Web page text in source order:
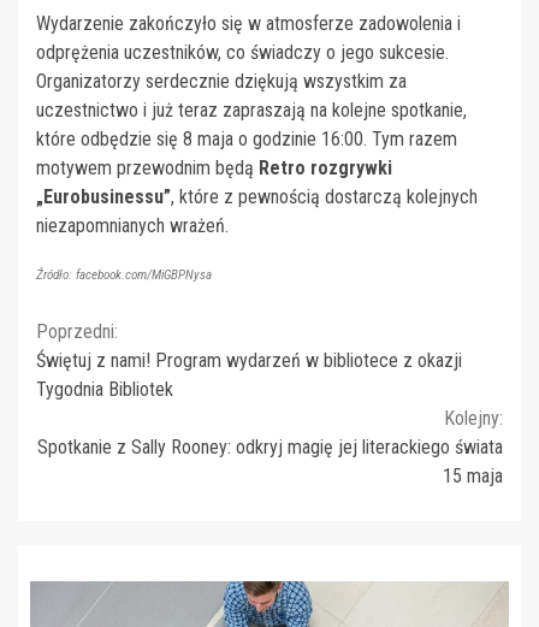
Wydarzenie zakończyło się w atmosferze zadowolenia i
odprężenia uczestników, co świadczy o jego sukcesie.
Organizatorzy serdecznie dziękują wszystkim za
uczestnictwo i już teraz zapraszają na kolejne spotkanie,
które odbędzie się 8 maja o godzinie 16:00. Tym razem
motywem przewodnim będą Retro rozgrywki
„Eurobusinessu”, które z pewnością dostarczą kolejnych
niezapomnianych wrażeń.
Źródło: facebook.com/MiGBPNysa
Continue
Reading
Poprzedni:
Świętuj z nami! Program wydarzeń w bibliotece z okazji
Tygodnia Bibliotek
Kolejny:
Spotkanie z Sally Rooney: odkryj magię jej literackiego świata
15 maja